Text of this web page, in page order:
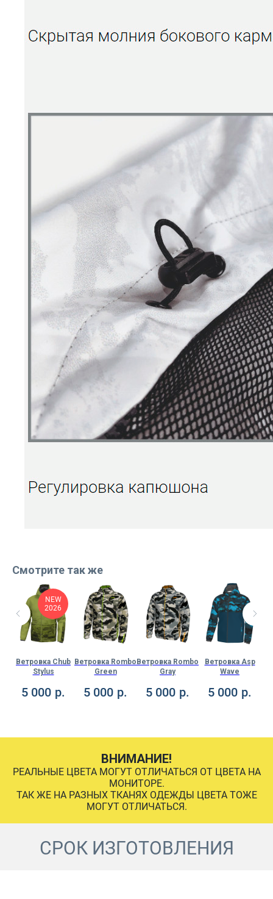
Смотрите так же
NEW
2026
Ветровка Chub
Stylus
5 000 р.
Ветровка Rombo
Green
5 000 р.
Ветровка Rombo
Gray
5 000 р.
Ветровка Asp
Wave
5 000 р.
ВНИМАНИЕ!
РЕАЛЬНЫЕ ЦВЕТА МОГУТ ОТЛИЧАТЬСЯ ОТ ЦВЕТА НА
МОНИТОРЕ.
ТАК ЖЕ НА РАЗНЫХ ТКАНЯХ ОДЕЖДЫ ЦВЕТА ТОЖЕ
МОГУТ ОТЛИЧАТЬСЯ.
СРОК ИЗГОТОВЛЕНИЯ